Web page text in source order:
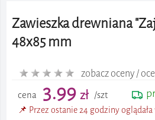
Zawieszka drewniana
48x85 mm
zobacz oceny /
cena 3.99 zł /szt
📌 Przez ostanie 24 godziny oglądała